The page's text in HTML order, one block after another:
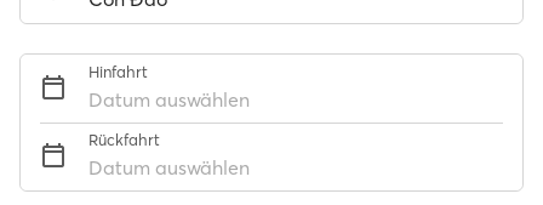
Hinfahrt
Datum auswählen
Rückfahrt
Datum auswählen